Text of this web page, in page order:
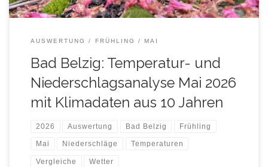
AUSWERTUNG FRÜHLING MAI
Bad Belzig: Temperatur- und
Niederschlagsanalyse Mai 2026
mit Klimadaten aus 10 Jahren
2026 Auswertung Bad Belzig Frühling
Mai Niederschläge Temperaturen
Vergleiche Wetter